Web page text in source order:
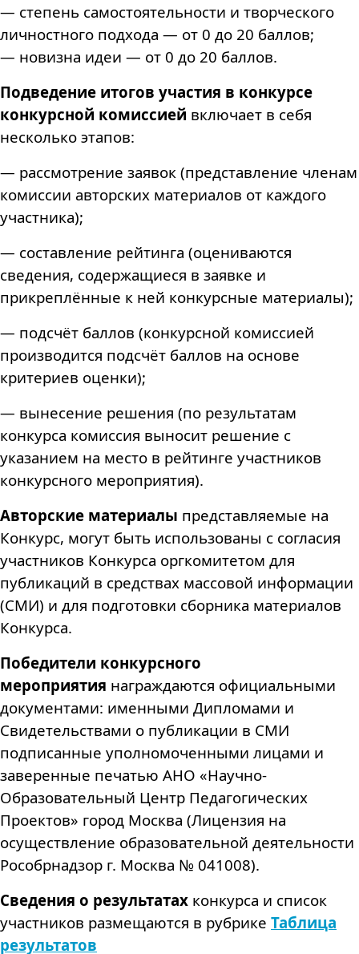
— степень самостоятельности и творческого
личностного подхода — от 0 до 20 баллов;
— новизна идеи — от 0 до 20 баллов.
Подведение итогов участия в конкурсе
конкурсной комиссией включает в себя
несколько этапов:
— рассмотрение заявок (представление членам
комиссии авторских материалов от каждого
участника);
— составление рейтинга (оцениваются
сведения, содержащиеся в заявке и
прикреплённые к ней конкурсные материалы);
— подсчёт баллов (конкурсной комиссией
производится подсчёт баллов на основе
критериев оценки);
— вынесение решения (по результатам
конкурса комиссия выносит решение с
указанием на место в рейтинге участников
конкурсного мероприятия).
Авторские материалы представляемые на
Конкурс, могут быть использованы с согласия
участников Конкурса оргкомитетом для
публикаций в средствах массовой информации
(СМИ) и для подготовки сборника материалов
Конкурса.
Победители конкурсного
мероприятия награждаются официальными
документами: именными Дипломами и
Свидетельствами о публикации в СМИ
подписанные уполномоченными лицами и
заверенные печатью АНО «Научно-
Образовательный Центр Педагогических
Проектов» город Москва (Лицензия на
осуществление образовательной деятельности
Рособрнадзор г. Москва № 041008).
Сведения о результатах конкурса и список
участников размещаются в рубрике Таблица
результатов